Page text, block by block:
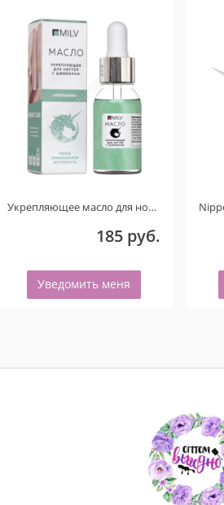
Укрепляющее масло для ногтей со смолой мастикового дерева и шиммером «PISTACHIO». 15 мл.
185 руб.
Уведомить меня